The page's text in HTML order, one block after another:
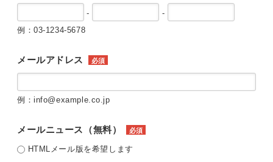
-
-
例：03-1234-5678
メールアドレス 必須
例：info@example.co.jp
メールニュース（無料） 必須
HTMLメール版を希望します